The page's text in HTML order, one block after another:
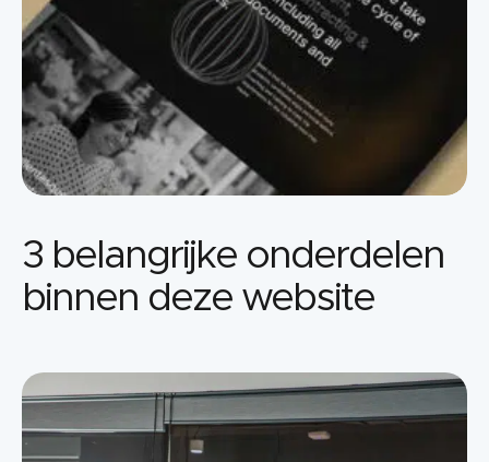
3 belangrijke onderdelen
binnen deze website